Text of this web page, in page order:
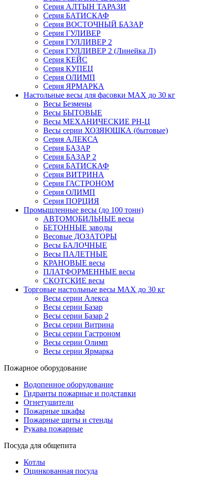
Серия АЛТЫН ТАРАЗИ
Серия БАТИСКАФ
Серия ВОСТОЧНЫЙ БАЗАР
Серия ГУЛИВЕР
Серия ГУЛЛИВЕР 2
Серия ГУЛЛИВЕР 2 (Линейка Л)
Серия КЕЙС
Серия КУПЕЦ
Серия ОЛИМП
Серия ЯРМАРКА
Настольные весы для фасовки MAX до 30 кг
Весы Безмены
Весы БЫТОВЫЕ
Весы МЕХАНИЧЕСКИЕ РН-Ц
Весы серии ХОЗЯЮШКА (бытовые)
Серия АЛЕКСА
Серия БАЗАР
Серия БАЗАР 2
Серия БАТИСКАФ
Серия ВИТРИНА
Серия ГАСТРОНОМ
Серия ОЛИМП
Серия ПОРЦИЯ
Промышленные весы (до 100 тонн)
АВТОМОБИЛЬНЫЕ весы
БЕТОННЫЕ заводы
Весовые ДОЗАТОРЫ
Весы БАЛОЧНЫЕ
Весы ПАЛЕТНЫЕ
КРАНОВЫЕ весы
ПЛАТФОРМЕННЫЕ весы
СКОТСКИЕ весы
Торговые настольные весы MAX до 30 кг
Весы серии Алекса
Весы серии Базар
Весы серии Базар 2
Весы серии Витрина
Весы серии Гастроном
Весы серии Олимп
Весы серии Ярмарка
Пожарное оборудование
Водопенное оборудование
Гидранты пожарные и подставки
Огнетушители
Пожарные шкафы
Пожарные щиты и стенды
Рукава пожарные
Посуда для общепита
Котлы
Оцинкованная посуда